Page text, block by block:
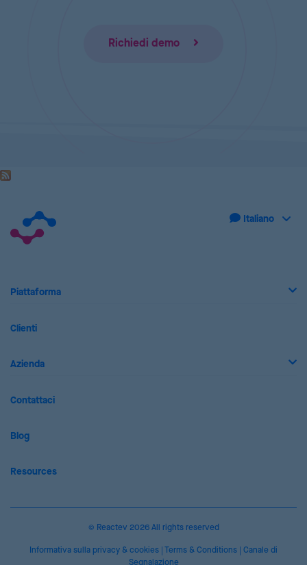
Richiedi demo
Piattaforma
Clienti
Azienda
Contattaci
Blog
Resources
© Reactev 2026 All rights reserved
Informativa sulla privacy & cookies Terms & Conditions Canale di
Segnalazione